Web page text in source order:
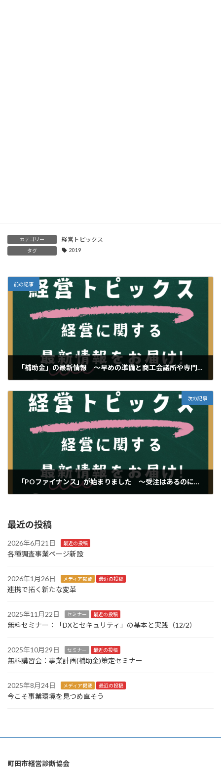
カテゴリー 経営トピックス
タグ 2019
前の記事
「補助金」の最新情報 ～早めの準備と商工会議所や専門家に相談して完成度ＵＰ～
次の記事
「POファイナンス」が始まりました ～受注はあるのに運転資金が苦しいことありませんか～
最近の投稿
2026年6月21日 最近の投稿
各種調査事業ページ新設
2026年1月26日 メディア掲載 最近の投稿
連携で拓く新たな変革
2025年11月22日 セミナー 最近の投稿
無料セミナー：「DXとセキュリティ」の基本と実践（12/2）
2025年10月29日 セミナー 最近の投稿
無料講習会：事業計画(補助金)策定セミナー
2025年8月24日 メディア掲載 最近の投稿
今こそ事業環境を見つめ直そう
町田市経営診断協会